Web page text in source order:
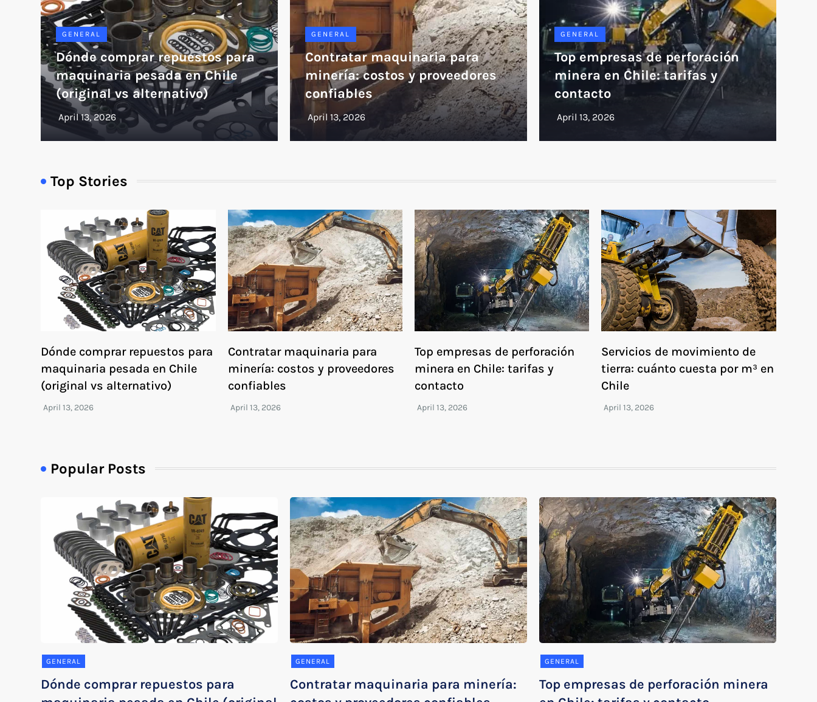
GENERAL
Dónde comprar repuestos para
maquinaria pesada en Chile
(original vs alternativo)
GENERAL
Contratar maquinaria para
minería: costos y proveedores
confiables
GENERAL
Top empresas de perforación
minera en Chile: tarifas y
contacto
Top Stories
Dónde comprar repuestos para
maquinaria pesada en Chile
(original vs alternativo)
Contratar maquinaria para
minería: costos y proveedores
confiables
Top empresas de perforación
minera en Chile: tarifas y
contacto
Servicios de movimiento de
tierra: cuánto cuesta por m³ en
Chile
Popular Posts
GENERAL
Dónde comprar repuestos para
GENERAL
Contratar maquinaria para minería:
GENERAL
Top empresas de perforación minera